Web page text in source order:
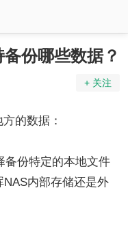
份哪些数据？
+ 关注
的数据：
备份特定的本地文件
内部存储还是外